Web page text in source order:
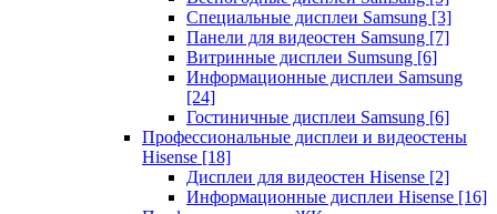
Специальные дисплеи Samsung [3]
Панели для видеостен Samsung [7]
Витринные дисплеи Sumsung [6]
Информационные дисплеи Samsung
[24]
Гостиничные дисплеи Samsung [6]
Профессиональные дисплеи и видеостены
Hisense [18]
Дисплеи для видеостен Hisense [2]
Информационные дисплеи Hisense [16]